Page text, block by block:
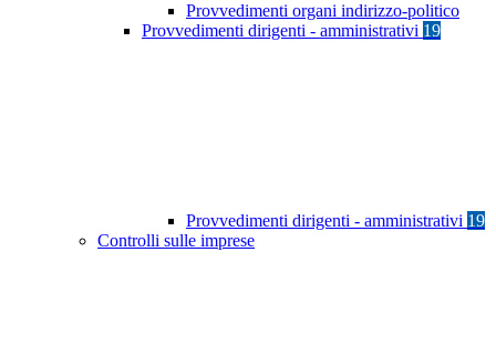
Provvedimenti organi indirizzo-politico
Provvedimenti dirigenti - amministrativi 19
Provvedimenti dirigenti - amministrativi 19
Controlli sulle imprese